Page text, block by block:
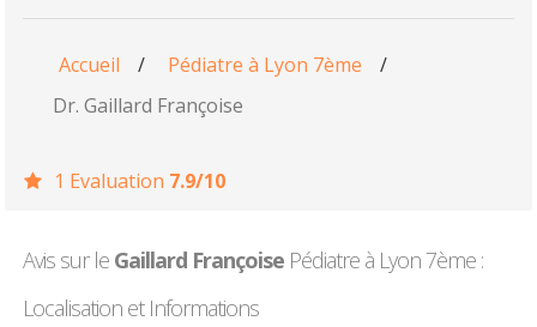
Accueil / Pédiatre à Lyon 7ème
/
Dr. Gaillard Françoise
1 Evaluation 7.9/10
Avis sur le Gaillard Françoise Pédiatre à Lyon 7ème :
Localisation et Informations